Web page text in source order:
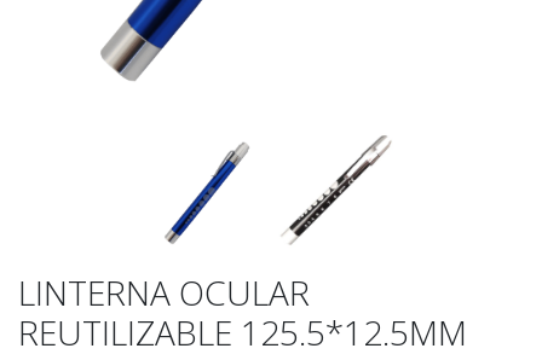
LINTERNA OCULAR
REUTILIZABLE 125.5*12.5MM